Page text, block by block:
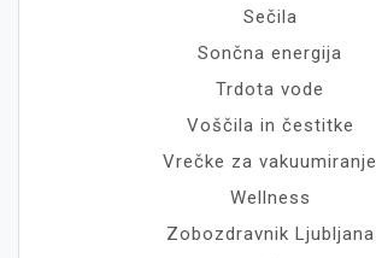
Sečila
Sončna energija
Trdota vode
Voščila in čestitke
Vrečke za vakuumiranje
Wellness
Zobozdravnik Ljubljana